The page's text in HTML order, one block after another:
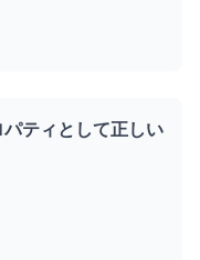
ティとして正しい